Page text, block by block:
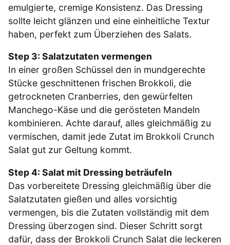
emulgierte, cremige Konsistenz. Das Dressing
sollte leicht glänzen und eine einheitliche Textur
haben, perfekt zum Überziehen des Salats.
Step 3: Salatzutaten vermengen
In einer großen Schüssel den in mundgerechte
Stücke geschnittenen frischen Brokkoli, die
getrockneten Cranberries, den gewürfelten
Manchego-Käse und die gerösteten Mandeln
kombinieren. Achte darauf, alles gleichmäßig zu
vermischen, damit jede Zutat im Brokkoli Crunch
Salat gut zur Geltung kommt.
Step 4: Salat mit Dressing beträufeln
Das vorbereitete Dressing gleichmäßig über die
Salatzutaten gießen und alles vorsichtig
vermengen, bis die Zutaten vollständig mit dem
Dressing überzogen sind. Dieser Schritt sorgt
dafür, dass der Brokkoli Crunch Salat die leckeren